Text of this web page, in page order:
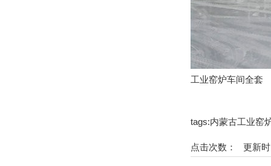
工业窑炉车间全套
tags:内蒙古工业窑
点击次数： 更新